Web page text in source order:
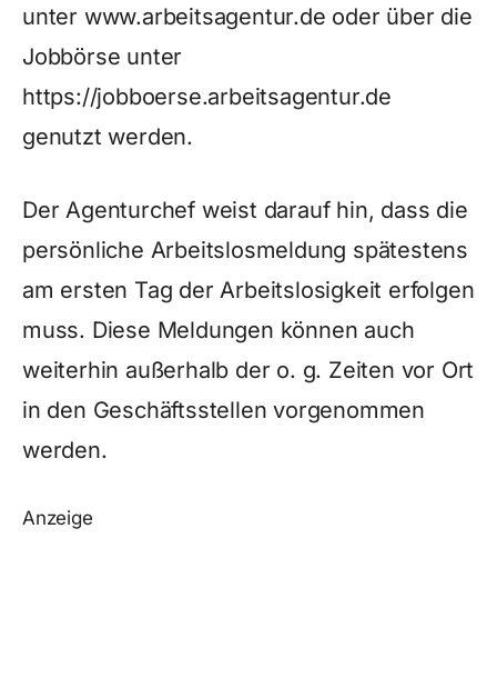
unter www.arbeitsagentur.de oder über die
Jobbörse unter
https://jobboerse.arbeitsagentur.de
genutzt werden.
Der Agenturchef weist darauf hin, dass die
persönliche Arbeitslosmeldung spätestens
am ersten Tag der Arbeitslosigkeit erfolgen
muss. Diese Meldungen können auch
weiterhin außerhalb der o. g. Zeiten vor Ort
in den Geschäftsstellen vorgenommen
werden.
Anzeige